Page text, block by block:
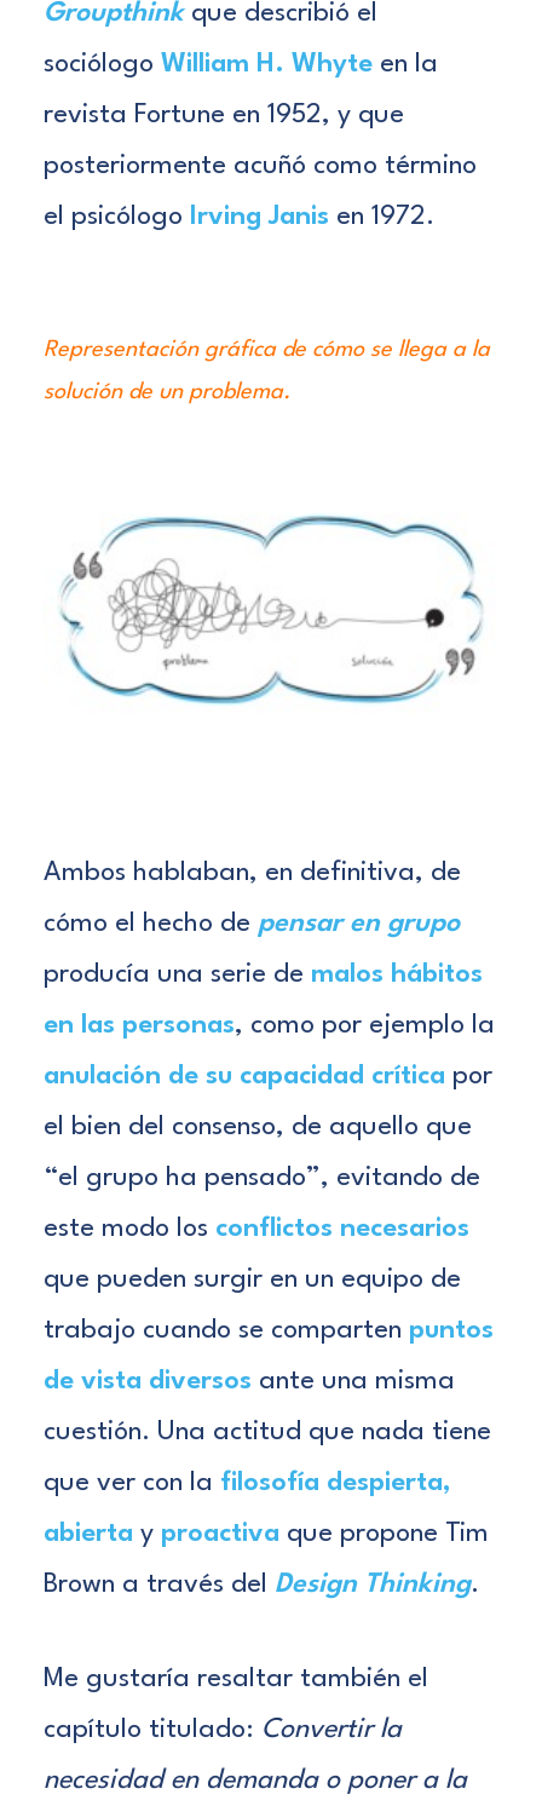
Groupthink que describió el
sociólogo William H. Whyte en la
revista Fortune en 1952, y que
posteriormente acuñó como término
el psicólogo
Irving Janis en 1972.
Representación gráfica de cómo se llega a la
solución de un problema.
Ambos hablaban, en definitiva, de
cómo el hecho de pensar en grupo
producía una serie de malos hábitos
en las personas, como por ejemplo la
anulación de su capacidad crítica por
el bien del consenso, de aquello que
“el grupo ha pensado”, evitando de
este modo los conflictos necesarios
que pueden surgir en un equipo de
trabajo cuando se comparten puntos
de vista diversos ante una misma
cuestión. Una actitud que nada tiene
que ver con la filosofía despierta,
abierta y proactiva que propone Tim
Brown a través del Design Thinking.
Me gustaría resaltar también el
capítulo titulado: Convertir la
necesidad en demanda o poner a la